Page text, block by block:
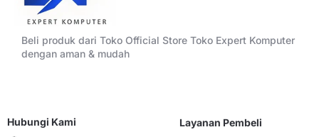
Beli produk dari Toko Official Store Toko Expert Komputer
dengan aman & mudah
Hubungi Kami
Layanan Pembeli